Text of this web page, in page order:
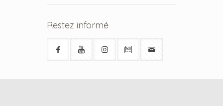
Restez informé